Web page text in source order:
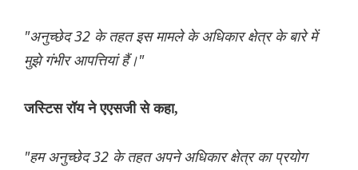
"अनुच्छेद 32 के तहत इस मामले के अधिकार क्षेत्र के बारे में
मुझे गंभीर आपत्तियां हैं।"
जस्टिस रॉय ने एएसजी से कहा,
"हम अनुच्छेद 32 के तहत अपने अधिकार क्षेत्र का प्रयोग